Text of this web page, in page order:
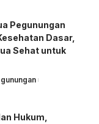
Pegunungan
Dasar,
Sehat untuk
Hukum,